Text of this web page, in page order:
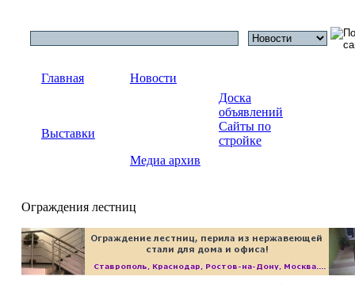
Главная
Новости
Доска
объявлений
Выставки
Сайты по
стройке
Медиа архив
Ограждения лестниц